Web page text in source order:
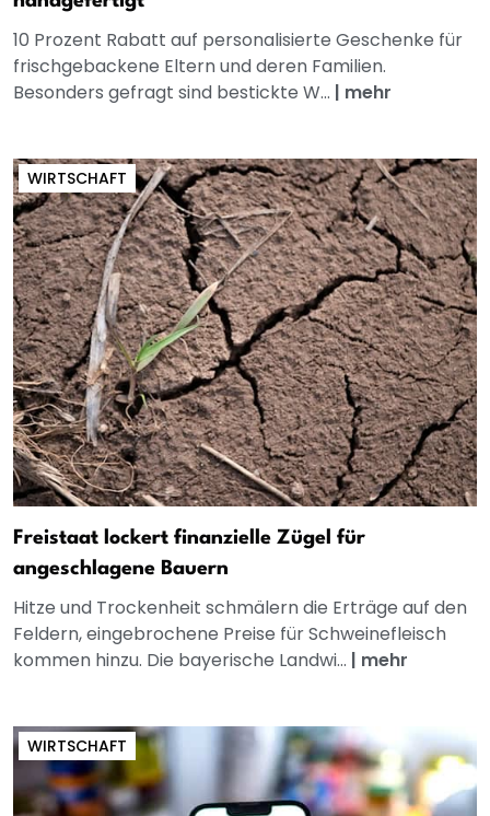
10 Prozent Rabatt auf personalisierte Geschenke für
frischgebackene Eltern und deren Familien.
Besonders gefragt sind bestickte W... | mehr
WIRTSCHAFT
Freistaat lockert finanzielle Zügel für
angeschlagene Bauern
Hitze und Trockenheit schmälern die Erträge auf den
Feldern, eingebrochene Preise für Schweinefleisch
kommen hinzu. Die bayerische Landwi... | mehr
WIRTSCHAFT